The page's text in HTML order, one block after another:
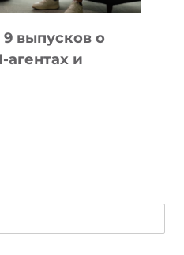
выпусков о
агентах и